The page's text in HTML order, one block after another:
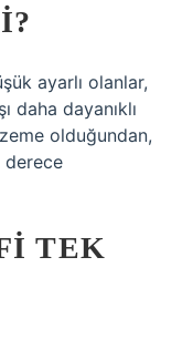
ayarlı olanlar,
daha dayanıklı
olduğundan,
derece
TEK